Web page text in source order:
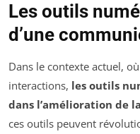
Les outils
d’une
Dans le contexte actuel,
interactions, les outils
dans l’amélioration de
ces outils peuvent